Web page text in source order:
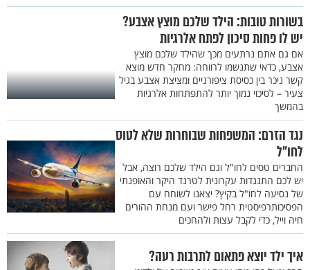
בשורות טובות: הילד שלכם מוצץ אצבע?
יש לו פחות סיכון לפתח אלרגיות
אם גם אתם נרתעים מכך שהילד שלכם מוצץ
אצבע, כדאי שתנשמו לרווחה: מחקר חדש מוצא
קשר ניכר בין כסיסת ציפורניים ומציצת אצבע בגיל
צעיר – לסיכוי נמוך יותר להתפתחות אלרגיות
בהמשך
נגד הזרם: המשפחות שבוחרות שלא לטוס
לחו"ל
החברים טסים לחו"ל וגם הילד שלכם רוצה, אבל
יש לכם התנגדות עקרונית לטרנד היקר והאופנתי
של נסיעה לחו"ל בקיץ? יצאנו לשוחח עם
הפסיכותרפיסטית רחל פישר ועם מנחת ההורים
חיה וייל, כדי לקבל עצות ולהחכים
איך ילד יוצא פתאום לתרבות רעה?